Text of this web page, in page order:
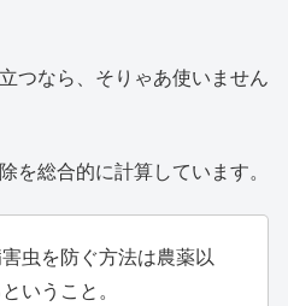
つなら、そりゃあ使いません
を総合的に計算しています。
虫を防ぐ方法は農薬以
いうこと。